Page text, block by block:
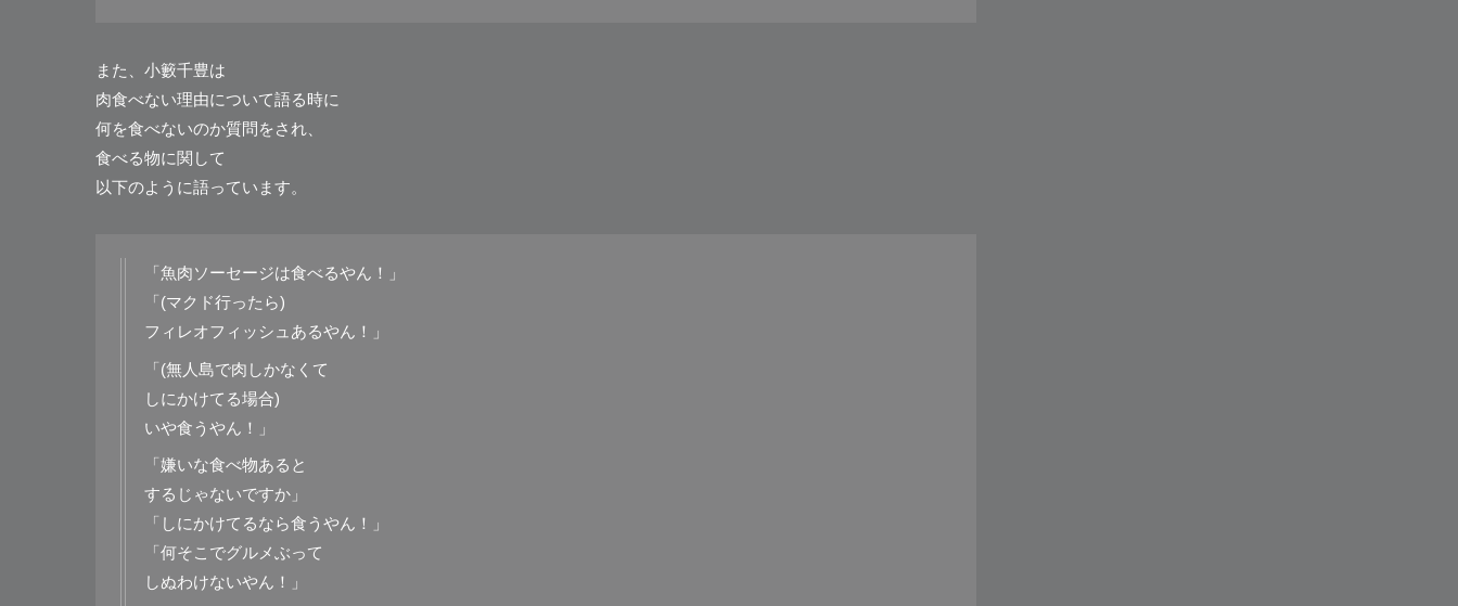
また、小籔千豊は
肉食べない理由について語る時に
何を食べないのか質問をされ、
食べる物に関して
以下のように語っています。
「魚肉ソーセージは食べるやん！」
「(マクド行ったら)
フィレオフィッシュあるやん！」
「(無人島で肉しかなくて
しにかけてる場合)
いや食うやん！」
「嫌いな食べ物あると
するじゃないですか」
「しにかけてるなら食うやん！」
「何そこでグルメぶって
しぬわけないやん！」